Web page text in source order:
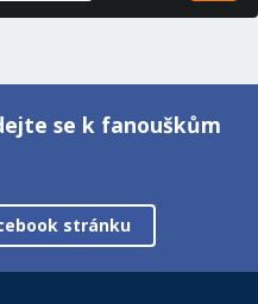
se k fanouškům
stránku